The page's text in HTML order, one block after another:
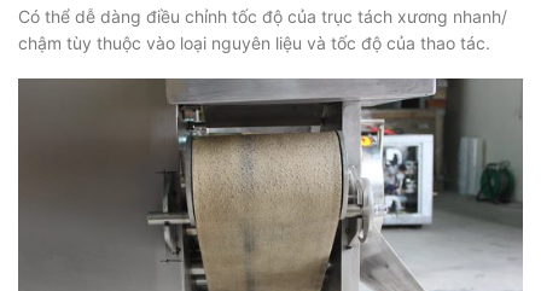
Có thể dễ dàng điều chỉnh tốc độ của trục tách xương nhanh/
chậm tùy thuộc vào loại nguyên liệu và tốc độ của thao tác.